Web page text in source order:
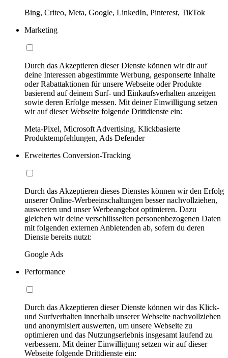
Bing, Criteo, Meta, Google, LinkedIn, Pinterest, TikTok
Marketing
Durch das Akzeptieren dieser Dienste können wir dir auf
deine Interessen abgestimmte Werbung, gesponserte Inhalte
oder Rabattaktionen für unsere Webseite oder Produkte
basierend auf deinem Surf- und Einkaufsverhalten anzeigen
sowie deren Erfolge messen. Mit deiner Einwilligung setzen
wir auf dieser Webseite folgende Drittdienste ein:
Meta-Pixel, Microsoft Advertising, Klickbasierte
Produktempfehlungen, Ads Defender
Erweitertes Conversion-Tracking
Durch das Akzeptieren dieses Dienstes können wir den Erfolg
unserer Online-Werbeeinschaltungen besser nachvollziehen,
auswerten und unser Werbeangebot optimieren. Dazu
gleichen wir deine verschlüsselten personenbezogenen Daten
mit folgenden externen Anbietenden ab, sofern du deren
Dienste bereits nutzt:
Google Ads
Performance
Durch das Akzeptieren dieser Dienste können wir das Klick-
und Surfverhalten innerhalb unserer Webseite nachvollziehen
und anonymisiert auswerten, um unsere Webseite zu
optimieren und das Nutzungserlebnis insgesamt laufend zu
verbessern. Mit deiner Einwilligung setzen wir auf dieser
Webseite folgende Drittdienste ein: